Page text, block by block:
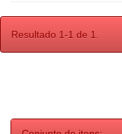
Resultado 1-1 de 1.